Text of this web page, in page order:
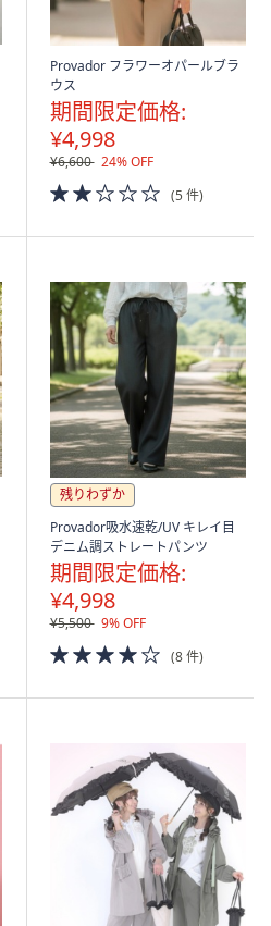
Provador フラワーオパールブラ
ウス
期間限定価格:
¥4,998
¥6,600 24% OFF
2.0
of
(5 件)
残りわずか
Provador吸水速乾/UV キレイ目
デニム調ストレートパンツ
期間限定価格:
¥4,998
¥5,500 9% OFF
4.0
of
(8 件)